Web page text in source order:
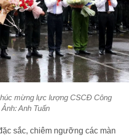
mừng lực lượng CSCĐ Công
Anh Tuấn
sắc, chiêm ngưỡng các màn